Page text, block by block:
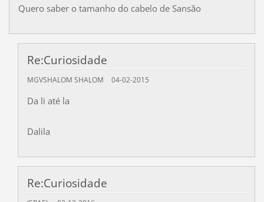
Quero saber o tamanho do cabelo de Sansão
Re:Curiosidade
MGVSHALOM SHALOM 04-02-2015
Da li até la
Dalila
Re:Curiosidade